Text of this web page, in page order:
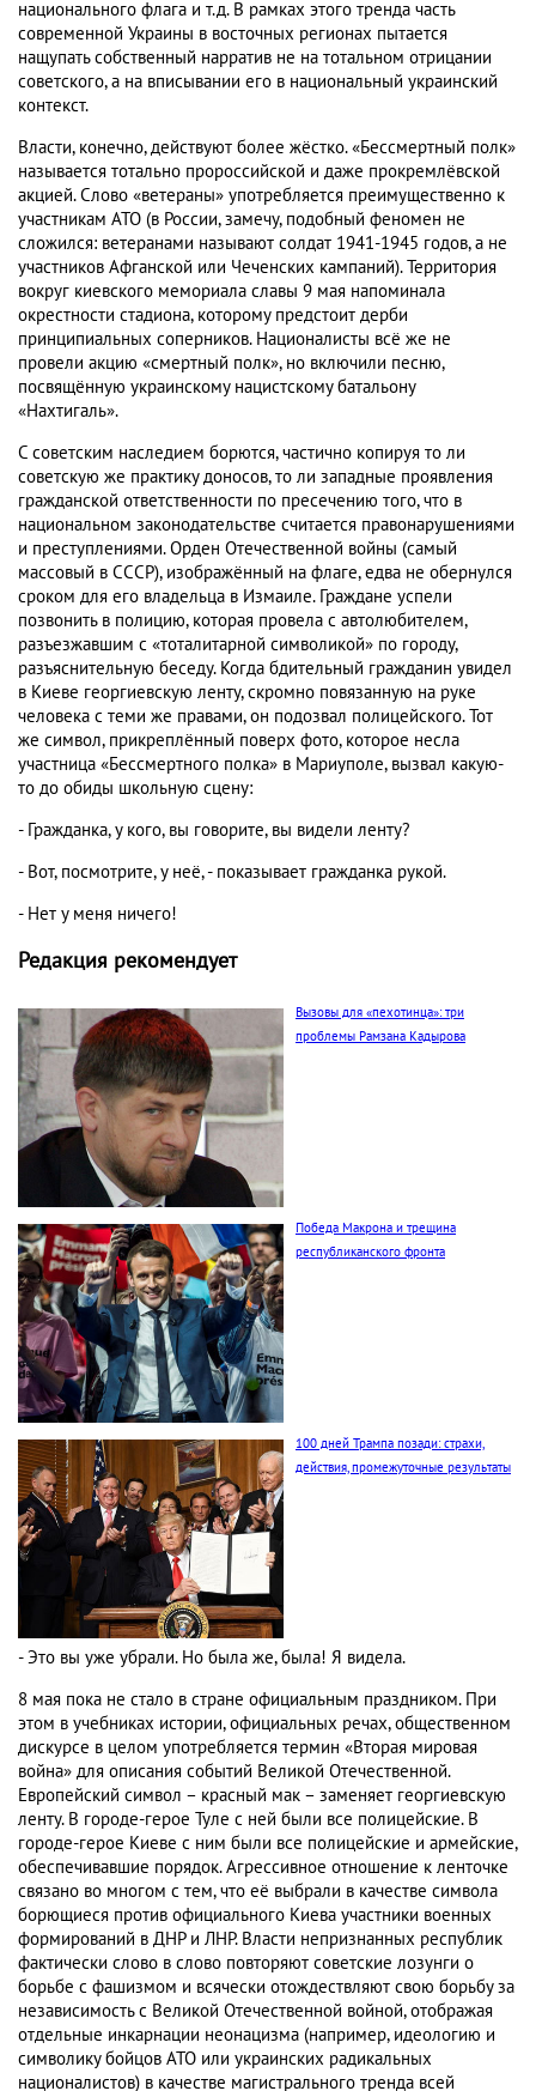
национального флага и т.д. В рамках этого тренда часть
современной Украины в восточных регионах пытается
нащупать собственный нарратив не на тотальном отрицании
советского, а на вписывании его в национальный украинский
контекст.
Власти, конечно, действуют более жёстко. «Бессмертный полк»
называется тотально пророссийской и даже прокремлёвской
акцией. Слово «ветераны» употребляется преимущественно к
участникам АТО (в России, замечу, подобный феномен не
сложился: ветеранами называют солдат 1941-1945 годов, а не
участников Афганской или Чеченских кампаний). Территория
вокруг киевского мемориала славы 9 мая напоминала
окрестности стадиона, которому предстоит дерби
принципиальных соперников. Националисты всё же не
провели акцию «смертный полк», но включили песню,
посвящённую украинскому нацистскому батальону
«Нахтигаль».
С советским наследием борются, частично копируя то ли
советскую же практику доносов, то ли западные проявления
гражданской ответственности по пресечению того, что в
национальном законодательстве считается правонарушениями
и преступлениями. Орден Отечественной войны (самый
массовый в СССР), изображённый на флаге, едва не обернулся
сроком для его владельца в Измаиле. Граждане успели
позвонить в полицию, которая провела с автолюбителем,
разъезжавшим с «тоталитарной символикой» по городу,
разъяснительную беседу. Когда бдительный гражданин увидел
в Киеве георгиевскую ленту, скромно повязанную на руке
человека с теми же правами, он подозвал полицейского. Тот
же символ, прикреплённый поверх фото, которое несла
участница «Бессмертного полка» в Мариуполе, вызвал какую-
то до обиды школьную сцену:
- Гражданка, у кого, вы говорите, вы видели ленту?
- Вот, посмотрите, у неё, - показывает гражданка рукой.
- Нет у меня ничего!
Редакция рекомендует
Вызовы для «пехотинца»: три
проблемы Рамзана Кадырова
Победа Макрона и трещина
республиканского фронта
100 дней Трампа позади: страхи,
действия, промежуточные результаты
- Это вы уже убрали. Но была же, была! Я видела.
8 мая пока не стало в стране официальным праздником. При
этом в учебниках истории, официальных речах, общественном
дискурсе в целом употребляется термин «Вторая мировая
война» для описания событий Великой Отечественной.
Европейский символ – красный мак – заменяет георгиевскую
ленту. В городе-герое Туле с ней были все полицейские. В
городе-герое Киеве с ним были все полицейские и армейские,
обеспечивавшие порядок. Агрессивное отношение к ленточке
связано во многом с тем, что её выбрали в качестве символа
борющиеся против официального Киева участники военных
формирований в ДНР и ЛНР. Власти непризнанных республик
фактически слово в слово повторяют советские лозунги о
борьбе с фашизмом и всячески отождествляют свою борьбу за
независимость с Великой Отечественной войной, отображая
отдельные инкарнации неонацизма (например, идеологию и
символику бойцов АТО или украинских радикальных
националистов) в качестве магистрального тренда всей